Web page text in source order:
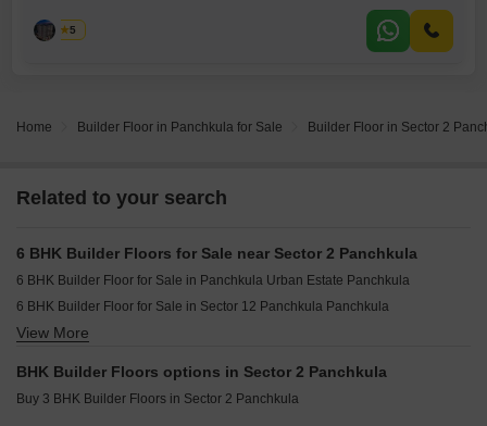
पलक
5
Home Builder Floor in Panchkula for Sale Builder Floor in Sector 2
Related to your search
6 BHK Builder Floors for Sale near Sector 2 Panchkula
6 BHK Builder Floor for Sale in Panchkula Urban Estate Panchkula
6 BHK Builder Floor for Sale in Sector 12 Panchkula Panchkula
6 BHK Builder Floor for Sale in Sector 24 Panchkula
6 BHK Builder Floor for Sale in Sector 10 Panchkula
View More
BHK Builder Floors options in Sector 2 Panchkula
Buy 3 BHK Builder Floors in Sector 2 Panchkula